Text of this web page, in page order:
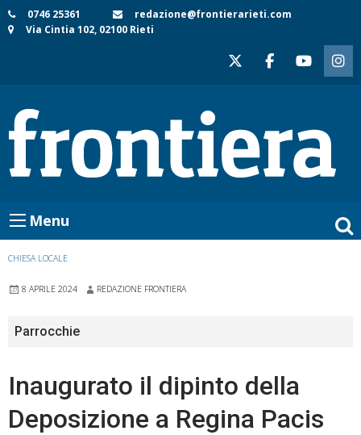
Skip
to
0746 25361
redazione@frontierarieti.com
Via Cintia 102, 02100 Rieti
Menu
CHIESA LOCALE
8 APRILE 2024 REDAZIONE FRONTIERA
Parrocchie
Inaugurato il dipinto della
Deposizione a Regina Pacis